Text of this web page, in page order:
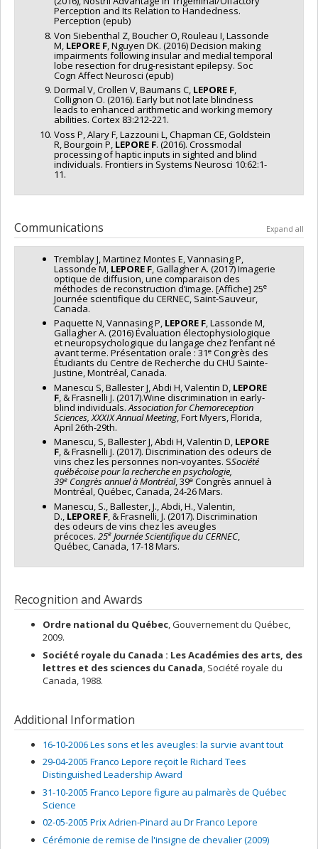
Perception and Its Relation to Handedness.
Perception (epub)
Von Siebenthal Z, Boucher O, Rouleau I, Lassonde
M, LEPORE F, Nguyen DK. (2016) Decision making
impairments following insular and medial temporal
lobe resection for drug-resistant epilepsy. Soc
Cogn Affect Neurosci (epub)
Dormal V, Crollen V, Baumans C, LEPORE F,
Collignon O. (2016). Early but not late blindness
leads to enhanced arithmetic and working memory
abilities. Cortex 83:212-221.
Voss P, Alary F, Lazzouni L, Chapman CE, Goldstein
R, Bourgoin P, LEPORE F. (2016). Crossmodal
processing of haptic inputs in sighted and blind
individuals. Frontiers in Systems Neurosci 10:62:1-
11.
Communications Expand all
Tremblay J, Martinez Montes E, Vannasing P,
Lassonde M, LEPORE F, Gallagher A. (2017) Imagerie
optique de diffusion, une comparaison des
méthodes de reconstruction d’image. [Affiche] 25e
Journée scientifique du CERNEC, Saint-Sauveur,
Canada.
Paquette N, Vannasing P, LEPORE F, Lassonde M,
Gallagher A. (2016) Évaluation électophysiologique
et neuropsychologique du langage chez l’enfant né
avant terme. Présentation orale : 31e Congrès des
Étudiants du Centre de Recherche du CHU Sainte-
Justine, Montréal, Canada.
Manescu S, Ballester J, Abdi H, Valentin D, LEPORE
F, & Frasnelli J. (2017).Wine discrimination in early-
blind individuals.Association for Chemoreception
Sciences, XXXIX Annual Meeting, Fort Myers, Florida,
April 26th-29th.
Manescu, S, Ballester J, Abdi H, Valentin D, LEPORE
F, & Frasnelli J. (2017). Discrimination des odeurs de
vins chez les personnes non-voyantes. SSociété
québécoise pour la recherche en psychologie,
39e Congrès annuel à Montréal, 39e Congrès annuel à
Montréal, Québec, Canada, 24-26 Mars.
Manescu, S., Ballester, J., Abdi, H., Valentin,
D., LEPORE F, & Frasnelli, J. (2017). Discrimination
des odeurs de vins chez les aveugles
précoces. 25e Journée Scientifique du CERNEC,
Québec, Canada, 17-18 Mars.
Recognition and Awards
Ordre national du Québec, Gouvernement du Québec,
2009.
Société royale du Canada : Les Académies des arts, des
lettres et des sciences du Canada, Société royale du
Canada, 1988.
Additional Information
16-10-2006 Les sons et les aveugles: la survie avant tout
29-04-2005 Franco Lepore reçoit le Richard Tees
Distinguished Leadership Award
31-10-2005 Franco Lepore figure au palmarès de Québec
Science
02-05-2005 Prix Adrien-Pinard au Dr Franco Lepore
Cérémonie de remise de l'insigne de chevalier (2009)